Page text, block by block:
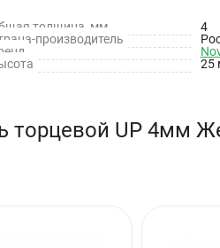
толщина, мм
4
производитель
25
торцевой UP 4мм